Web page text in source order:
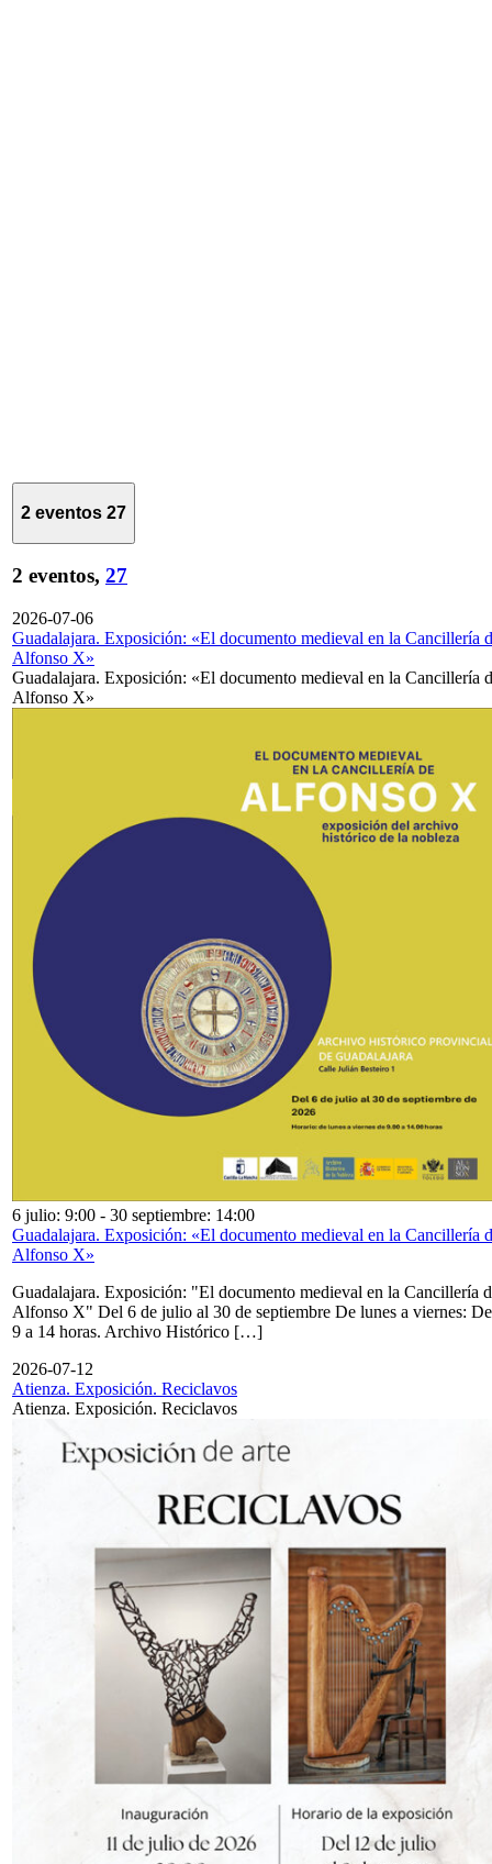
2 eventos 27
2 eventos, 27
2026-07-06
Guadalajara. Exposición: «El documento medieval en la Cancillería
Alfonso X»
Guadalajara. Exposición: «El documento medieval en la Cancillería
Alfonso X»
6 julio: 9:00 - 30 septiembre: 14:00
Guadalajara. Exposición: «El documento medieval en la Cancillería
Alfonso X»
Guadalajara. Exposición: "El documento medieval en la Cancillería
Alfonso X" Del 6 de julio al 30 de septiembre De lunes a viernes: De
9 a 14 horas. Archivo Histórico […]
2026-07-12
Atienza. Exposición. Reciclavos
Atienza. Exposición. Reciclavos